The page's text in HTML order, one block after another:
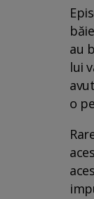
au
lui
o